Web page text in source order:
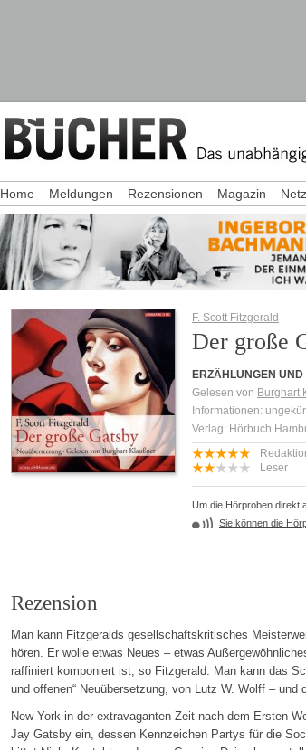
F. Scott Fitzgerald
Der große
ERZÄHLUNGEN
Gelesen von Burghart
Informationen:
Verlag: Hörbuch
Leser
Um die Hörproben direkt
Sie können die
Rezension
Man kann Fitzgeralds gesellschaftskritisches
hören. Er wolle etwas Neues – etwas
raffiniert komponiert ist, so Fitzgerald. Man kann das
und offenen“ Neuübersetzung, von Lutz W. Wolff – und
New York in der extravaganten Zeit nach dem Ersten
Jay Gatsby ein, dessen Kennzeichen Partys für die
Home Meldungen Rezensionen Magazin